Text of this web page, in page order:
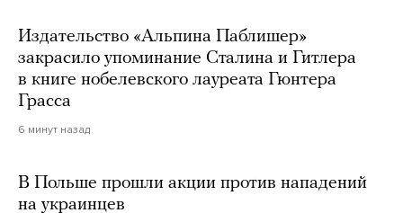
Издательство «Альпина Паблишер»
закрасило упоминание Сталина и Гитлера
в книге нобелевского лауреата Гюнтера
Грасса
6 минут назад
В Польше прошли акции против нападений
на украинцев